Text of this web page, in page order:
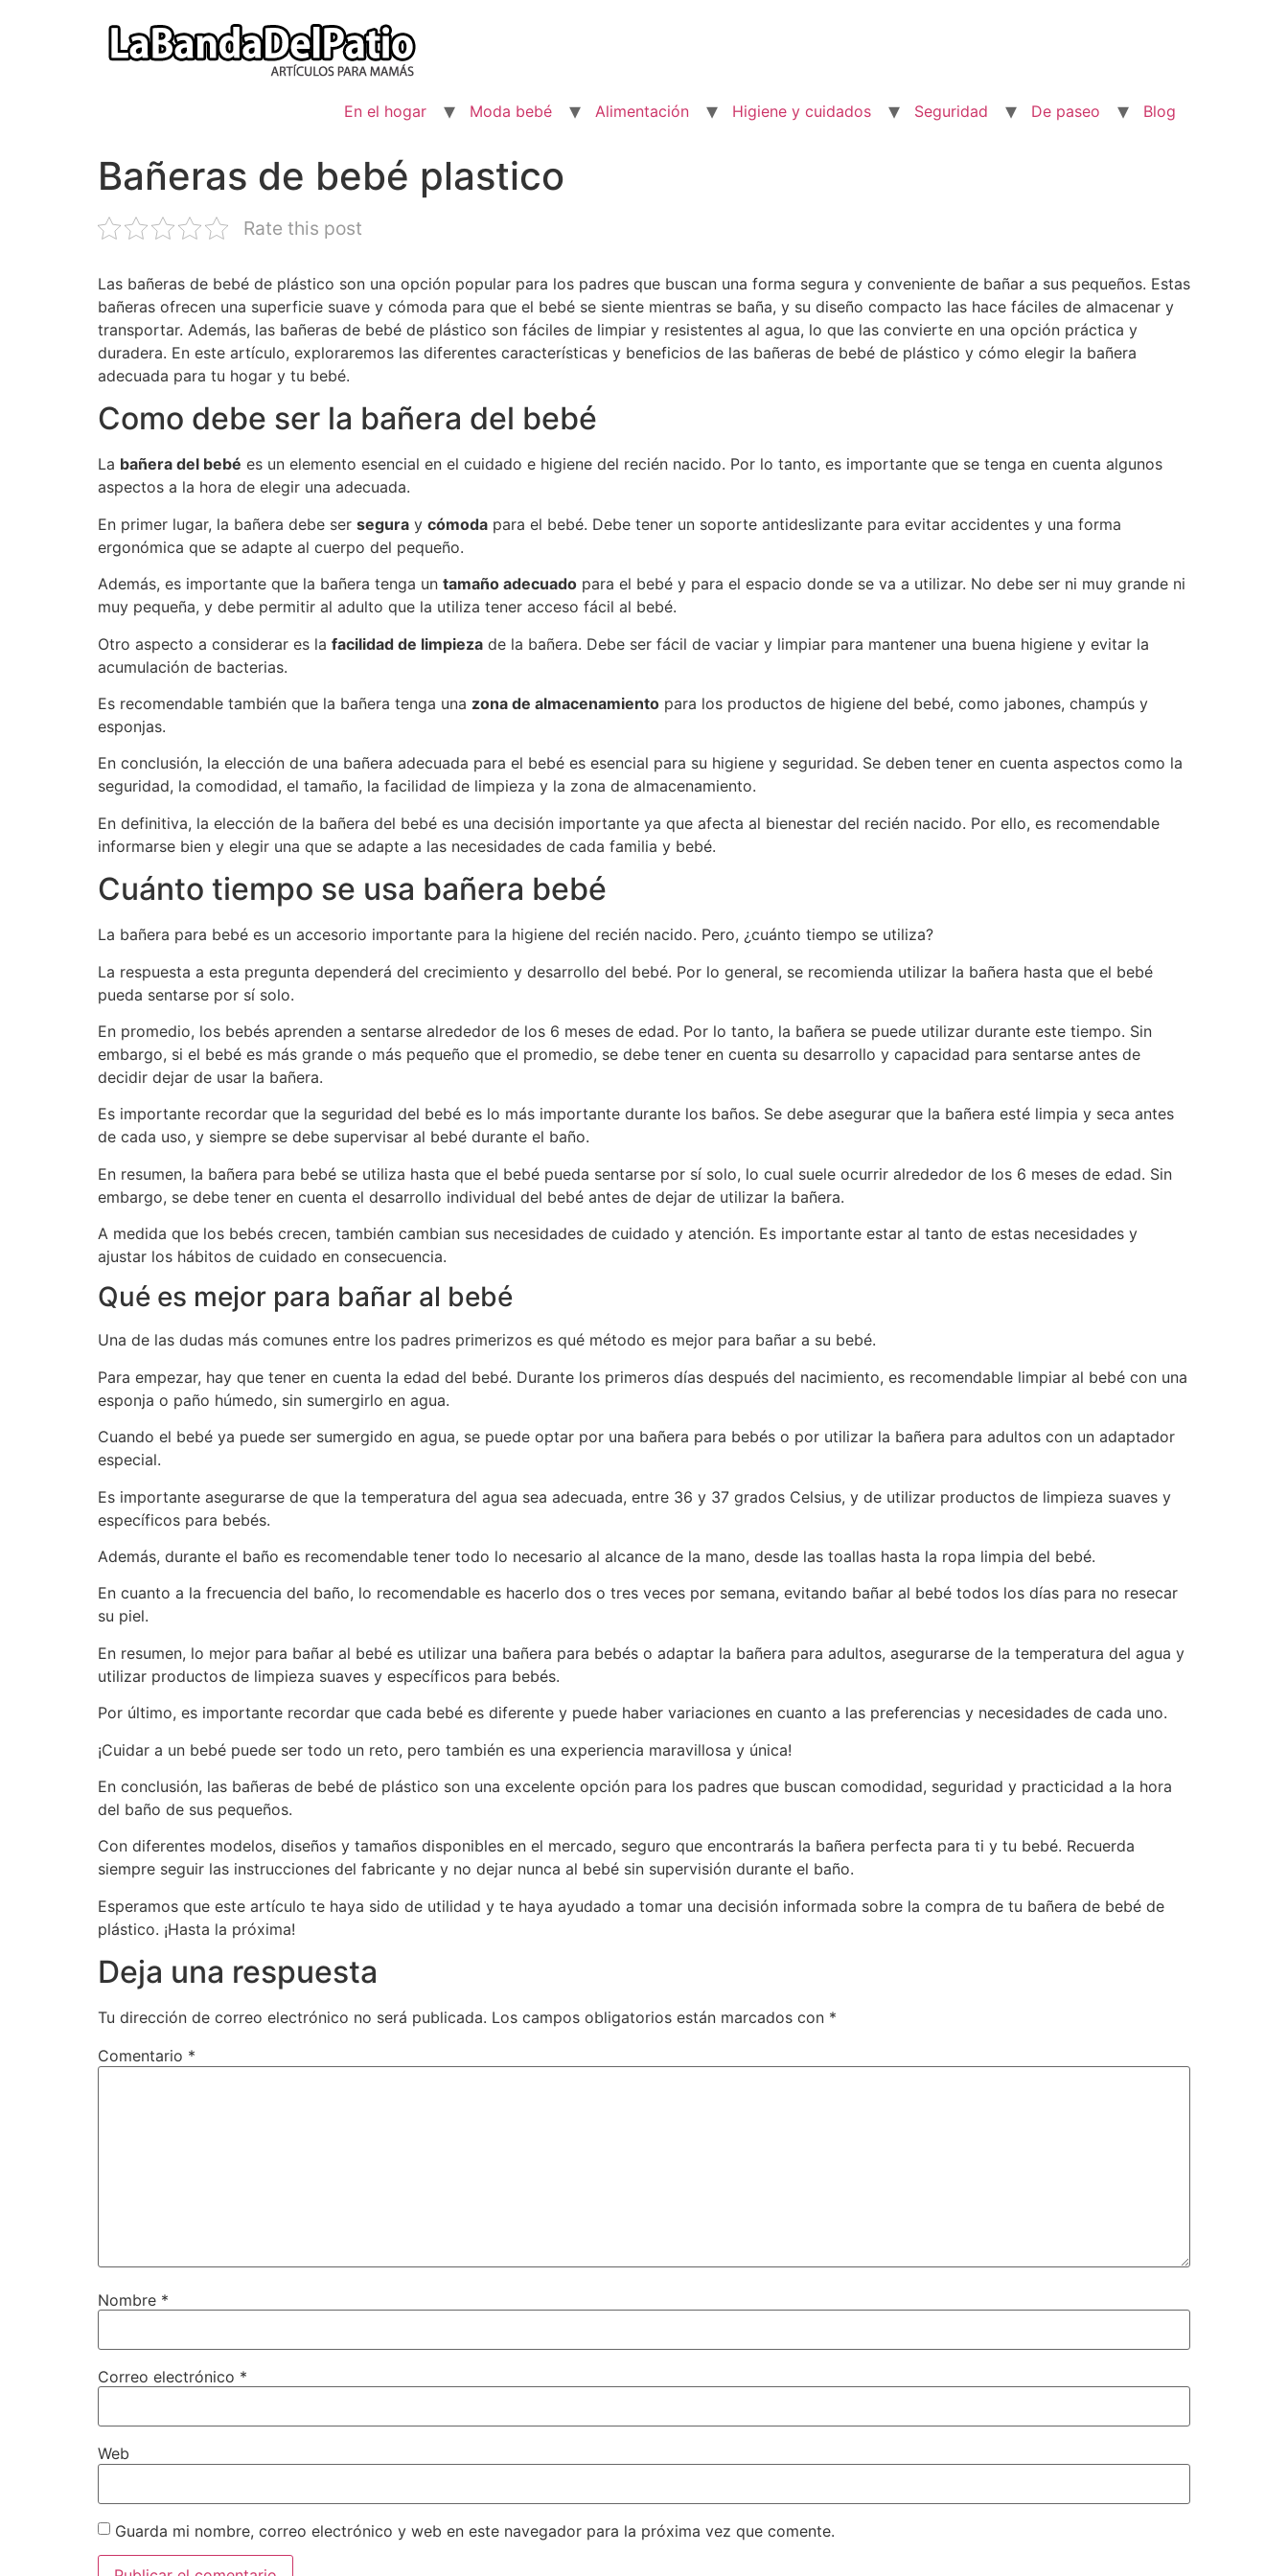
En el hogar Moda bebé Alimentación Higiene y cuidados Seguridad De paseo Blog
Bañeras de bebé plastico
Rate this post
Las bañeras de bebé de plástico son una opción popular para los padres que buscan una forma segura y conveniente de bañar a sus pequeños. Estas
bañeras ofrecen una superficie suave y cómoda para que el bebé se siente mientras se baña, y su diseño compacto las hace fáciles de almacenar y
transportar. Además, las bañeras de bebé de plástico son fáciles de limpiar y resistentes al agua, lo que las convierte en una opción práctica y
duradera. En este artículo, exploraremos las diferentes características y beneficios de las bañeras de bebé de plástico y cómo elegir la bañera
adecuada para tu hogar y tu bebé.
Como debe ser la bañera del bebé
La bañera del bebé es un elemento esencial en el cuidado e higiene del recién nacido. Por lo tanto, es importante que se tenga en cuenta algunos
aspectos a la hora de elegir una adecuada.
En primer lugar, la bañera debe ser segura y cómoda para el bebé. Debe tener un soporte antideslizante para evitar accidentes y una forma
ergonómica que se adapte al cuerpo del pequeño.
Además, es importante que la bañera tenga un tamaño adecuado para el bebé y para el espacio donde se va a utilizar. No debe ser ni muy grande ni
muy pequeña, y debe permitir al adulto que la utiliza tener acceso fácil al bebé.
Otro aspecto a considerar es la facilidad de limpieza de la bañera. Debe ser fácil de vaciar y limpiar para mantener una buena higiene y evitar la
acumulación de bacterias.
Es recomendable también que la bañera tenga una zona de almacenamiento para los productos de higiene del bebé, como jabones, champús y
esponjas.
En conclusión, la elección de una bañera adecuada para el bebé es esencial para su higiene y seguridad. Se deben tener en cuenta aspectos como la
seguridad, la comodidad, el tamaño, la facilidad de limpieza y la zona de almacenamiento.
En definitiva, la elección de la bañera del bebé es una decisión importante ya que afecta al bienestar del recién nacido. Por ello, es recomendable
informarse bien y elegir una que se adapte a las necesidades de cada familia y bebé.
Cuánto tiempo se usa bañera bebé
La bañera para bebé es un accesorio importante para la higiene del recién nacido. Pero, ¿cuánto tiempo se utiliza?
La respuesta a esta pregunta dependerá del crecimiento y desarrollo del bebé. Por lo general, se recomienda utilizar la bañera hasta que el bebé
pueda sentarse por sí solo.
En promedio, los bebés aprenden a sentarse alrededor de los 6 meses de edad. Por lo tanto, la bañera se puede utilizar durante este tiempo. Sin
embargo, si el bebé es más grande o más pequeño que el promedio, se debe tener en cuenta su desarrollo y capacidad para sentarse antes de
decidir dejar de usar la bañera.
Es importante recordar que la seguridad del bebé es lo más importante durante los baños. Se debe asegurar que la bañera esté limpia y seca antes
de cada uso, y siempre se debe supervisar al bebé durante el baño.
En resumen, la bañera para bebé se utiliza hasta que el bebé pueda sentarse por sí solo, lo cual suele ocurrir alrededor de los 6 meses de edad. Sin
embargo, se debe tener en cuenta el desarrollo individual del bebé antes de dejar de utilizar la bañera.
A medida que los bebés crecen, también cambian sus necesidades de cuidado y atención. Es importante estar al tanto de estas necesidades y
ajustar los hábitos de cuidado en consecuencia.
Qué es mejor para bañar al bebé
Una de las dudas más comunes entre los padres primerizos es qué método es mejor para bañar a su bebé.
Para empezar, hay que tener en cuenta la edad del bebé. Durante los primeros días después del nacimiento, es recomendable limpiar al bebé con una
esponja o paño húmedo, sin sumergirlo en agua.
Cuando el bebé ya puede ser sumergido en agua, se puede optar por una bañera para bebés o por utilizar la bañera para adultos con un adaptador
especial.
Es importante asegurarse de que la temperatura del agua sea adecuada, entre 36 y 37 grados Celsius, y de utilizar productos de limpieza suaves y
específicos para bebés.
Además, durante el baño es recomendable tener todo lo necesario al alcance de la mano, desde las toallas hasta la ropa limpia del bebé.
En cuanto a la frecuencia del baño, lo recomendable es hacerlo dos o tres veces por semana, evitando bañar al bebé todos los días para no resecar
su piel.
En resumen, lo mejor para bañar al bebé es utilizar una bañera para bebés o adaptar la bañera para adultos, asegurarse de la temperatura del agua y
utilizar productos de limpieza suaves y específicos para bebés.
Por último, es importante recordar que cada bebé es diferente y puede haber variaciones en cuanto a las preferencias y necesidades de cada uno.
¡Cuidar a un bebé puede ser todo un reto, pero también es una experiencia maravillosa y única!
En conclusión, las bañeras de bebé de plástico son una excelente opción para los padres que buscan comodidad, seguridad y practicidad a la hora
del baño de sus pequeños.
Con diferentes modelos, diseños y tamaños disponibles en el mercado, seguro que encontrarás la bañera perfecta para ti y tu bebé. Recuerda
siempre seguir las instrucciones del fabricante y no dejar nunca al bebé sin supervisión durante el baño.
Esperamos que este artículo te haya sido de utilidad y te haya ayudado a tomar una decisión informada sobre la compra de tu bañera de bebé de
plástico. ¡Hasta la próxima!
Deja una respuesta
Tu dirección de correo electrónico no será publicada. Los campos obligatorios están marcados con *
Comentario *
Nombre *
Correo electrónico *
Web
Guarda mi nombre, correo electrónico y web en este navegador para la próxima vez que comente.